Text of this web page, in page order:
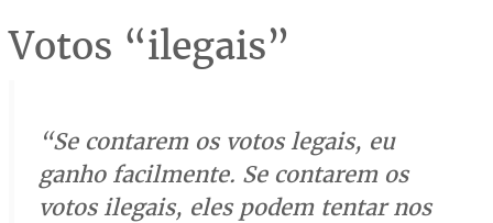
Votos “ilegais”
“Se contarem os votos legais, eu
ganho facilmente. Se contarem os
votos ilegais, eles podem tentar nos